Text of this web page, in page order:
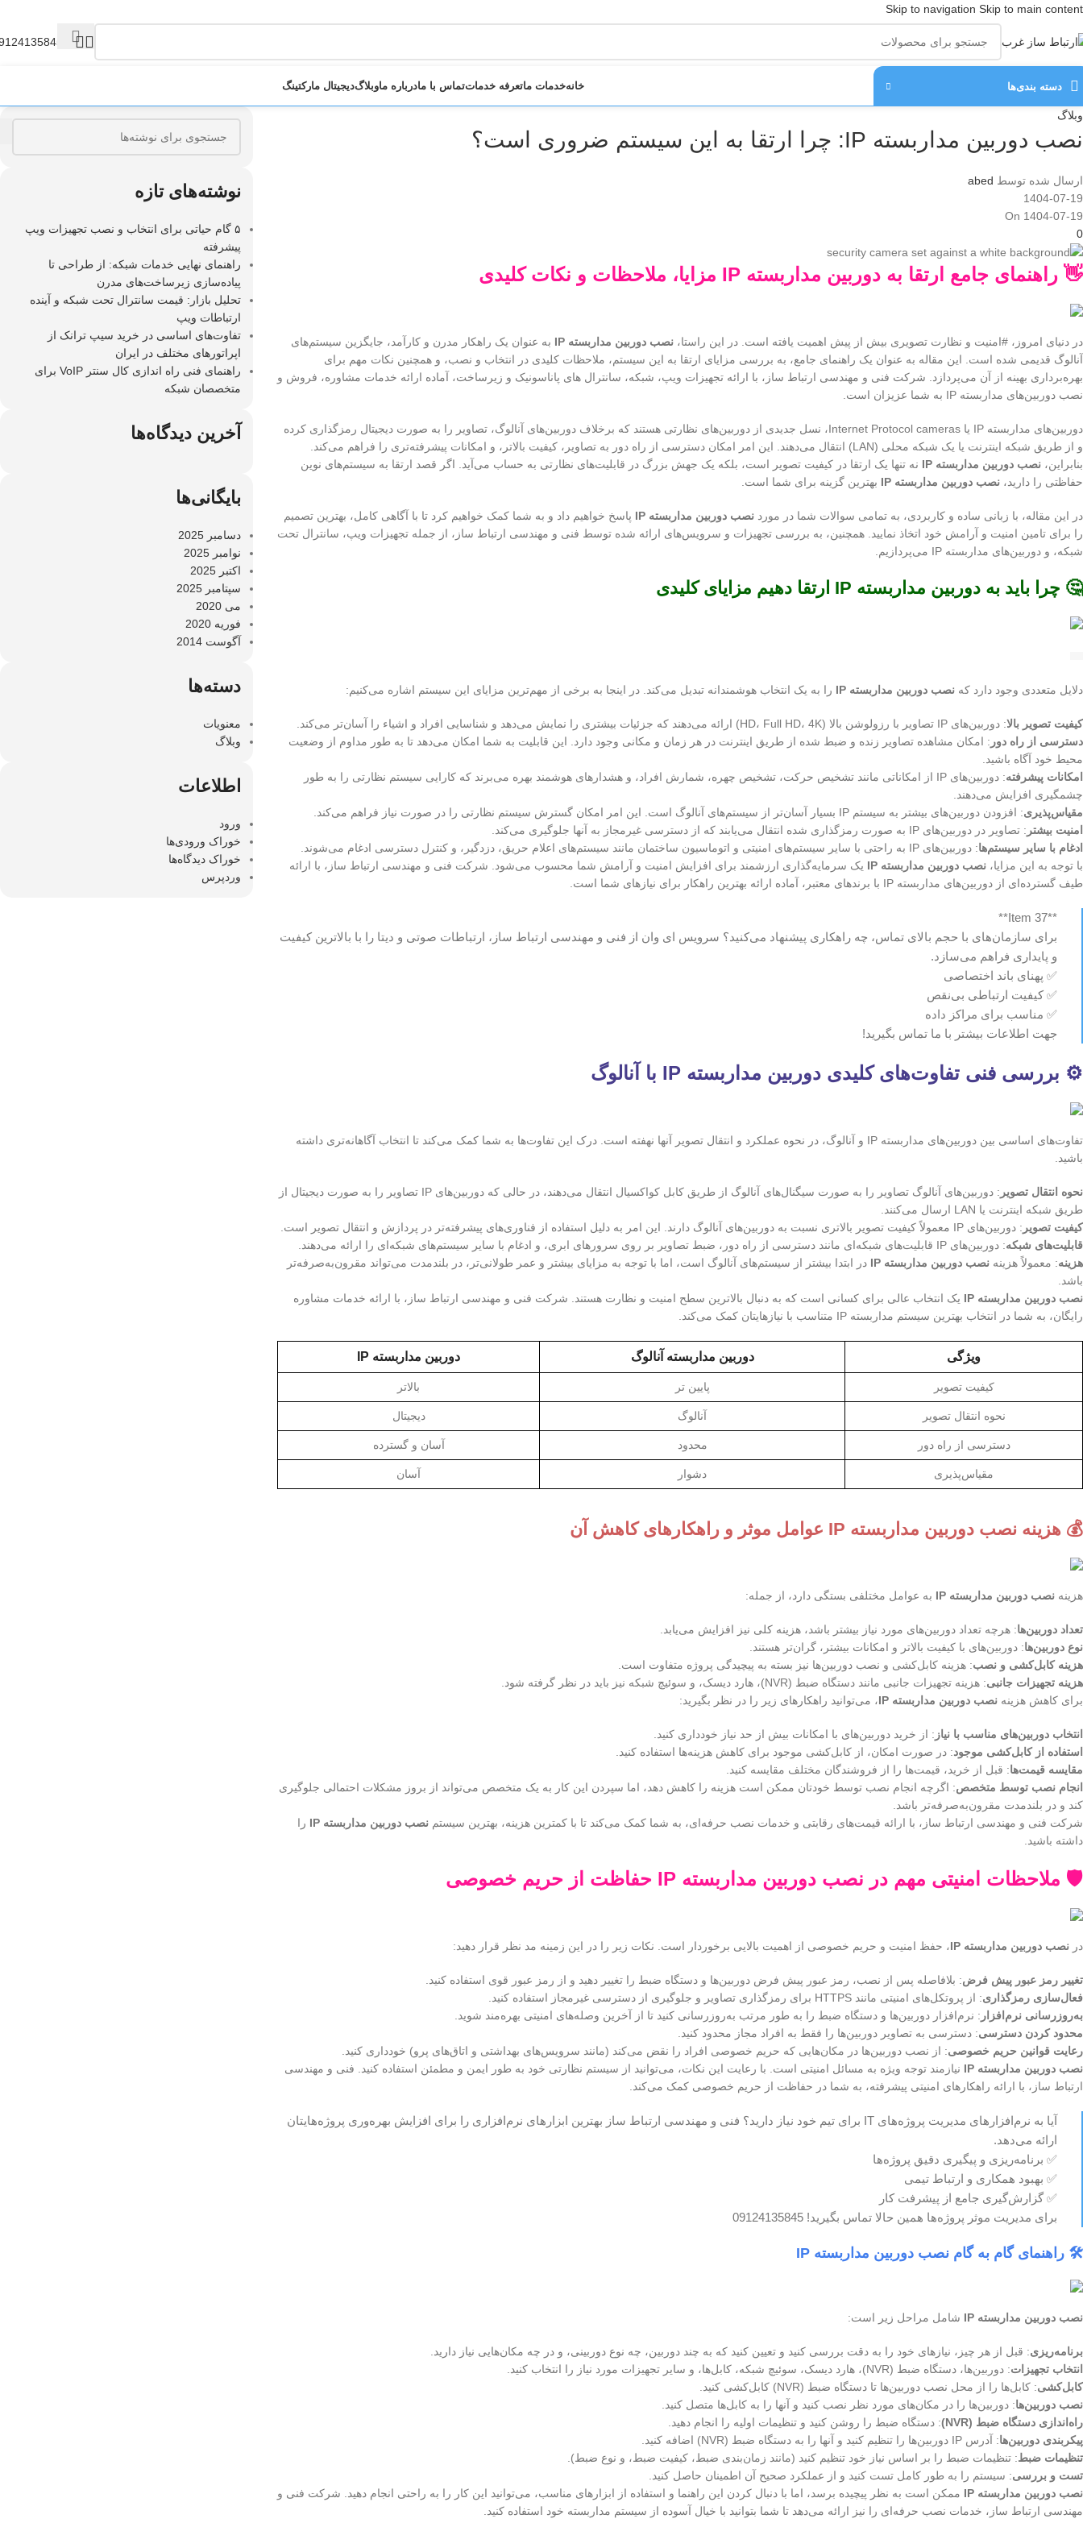
Skip to navigation Skip to main content
دسته‌ بندی‌ها خانهخدمات ماتعرفه خدماتتماس با مادرباره ماوبلاگدیجیتال مارکتینگ
وبلاگ
نصب دوربین مداربسته IP: چرا ارتقا به این سیستم ضروری است؟
ارسال شده توسط abed
1404-07-19
On 1404-07-19
0
👋 راهنمای جامع ارتقا به دوربین مداربسته IP مزایا، ملاحظات و نکات کلیدی
در دنیای امروز، #امنیت و نظارت تصویری بیش از پیش اهمیت یافته است. در این راستا، نصب دوربین مداربسته IP
به عنوان یک راهکار مدرن و کارآمد، جایگزین سیستم‌های
آنالوگ قدیمی شده است. این مقاله به عنوان یک راهنمای جامع، به بررسی مزایای ارتقا به این سیستم، ملاحظات کلیدی در انتخاب و نصب، و همچنین نکات مهم برای
بهره‌برداری بهینه از آن می‌پردازد. شرکت فنی و مهندسی ارتباط ساز، با ارائه تجهیزات ویپ، شبکه، سانترال های پاناسونیک و زیرساخت، آماده ارائه خدمات مشاوره، فروش و
نصب دوربین‌های مداربسته IP به شما عزیزان است.
دوربین‌های مداربسته IP یا Internet Protocol cameras، نسل جدیدی از دوربین‌های نظارتی هستند که برخلاف دوربین‌های آنالوگ، تصاویر را به صورت دیجیتال رمزگذاری کرده
و از طریق شبکه اینترنت یا یک شبکه محلی (LAN) انتقال می‌دهند. این امر امکان دسترسی از راه دور به تصاویر، کیفیت بالاتر، و امکانات پیشرفته‌تری را فراهم می‌کند.
بنابراین، نصب دوربین مداربسته IP
نه تنها یک ارتقا در کیفیت تصویر است، بلکه یک جهش بزرگ در قابلیت‌های نظارتی به حساب می‌آید. اگر قصد ارتقا به سیستم‌های نوین
حفاظتی را دارید، نصب دوربین مداربسته IP بهترین گزینه برای شما است.
در این مقاله، با زبانی ساده و کاربردی، به تمامی سوالات شما در مورد نصب دوربین مداربسته IP
پاسخ خواهیم داد و به شما کمک خواهیم کرد تا با آگاهی کامل، بهترین تصمیم
را برای تامین امنیت و آرامش خود اتخاذ نمایید. همچنین، به بررسی تجهیزات و سرویس‌های ارائه شده توسط فنی و مهندسی ارتباط ساز، از جمله تجهیزات ویپ، سانترال تحت
شبکه، و دوربین‌های مداربسته IP می‌پردازیم.
🤔 چرا باید به دوربین مداربسته IP ارتقا دهیم مزایای کلیدی
دلایل متعددی وجود دارد که نصب دوربین مداربسته IP را به یک انتخاب هوشمندانه تبدیل می‌کند. در اینجا به برخی از مهم‌ترین مزایای این سیستم اشاره می‌کنیم:
کیفیت تصویر بالا: دوربین‌های IP تصاویر با رزولوشن بالا (HD، Full HD، 4K) ارائه می‌دهند که جزئیات بیشتری را نمایش می‌دهد و شناسایی افراد و اشیاء را آسان‌تر می‌کند.
دسترسی از راه دور : امکان مشاهده تصاویر زنده و ضبط شده از طریق اینترنت در هر زمان و مکانی وجود دارد. این قابلیت به شما امکان می‌دهد تا به طور مداوم از وضعیت
محیط خود آگاه باشید.
امکانات پیشرفته
: دوربین‌های IP از امکاناتی مانند تشخیص حرکت، تشخیص چهره، شمارش افراد، و هشدارهای هوشمند بهره می‌برند که کارایی سیستم نظارتی را به طور
چشمگیری افزایش می‌دهند.
مقیاس‌پذیری: افزودن دوربین‌های بیشتر به سیستم IP بسیار آسان‌تر از سیستم‌های آنالوگ است. این امر امکان گسترش سیستم نظارتی را در صورت نیاز فراهم می‌کند.
امنیت بیشتر : تصاویر در دوربین‌های IP به صورت رمزگذاری شده انتقال می‌یابند که از دسترسی غیرمجاز به آنها جلوگیری می‌کند.
ادغام با سایر سیستم‌ها: دوربین‌های IP به راحتی با سایر سیستم‌های امنیتی و اتوماسیون ساختمان مانند سیستم‌های اعلام حریق، دزدگیر، و کنترل دسترسی ادغام می‌شوند.
با توجه به این مزایا، نصب دوربین مداربسته IP
یک سرمایه‌گذاری ارزشمند برای افزایش امنیت و آرامش شما محسوب می‌شود. شرکت فنی و مهندسی ارتباط ساز، با ارائه
طیف گسترده‌ای از دوربین‌های مداربسته IP با برندهای معتبر، آماده ارائه بهترین راهکار برای نیازهای شما است.
**Item 37**
برای سازمان‌های با حجم بالای تماس، چه راهکاری پیشنهاد می‌کنید؟ سرویس ای وان از فنی و مهندسی ارتباط ساز، ارتباطات صوتی و دیتا را با بالاترین کیفیت
و پایداری فراهم می‌سازد.
✅ پهنای باند اختصاصی
✅ کیفیت ارتباطی بی‌نقص
✅ مناسب برای مراکز داده
جهت اطلاعات بیشتر با ما تماس بگیرید!
⚙️ بررسی فنی تفاوت‌های کلیدی دوربین مداربسته IP با آنالوگ
تفاوت‌های اساسی بین دوربین‌های مداربسته IP و آنالوگ، در نحوه عملکرد و انتقال تصویر آنها نهفته است. درک این تفاوت‌ها به شما کمک می‌کند تا انتخاب آگاهانه‌تری داشته
باشید.
نحوه انتقال تصویر
: دوربین‌های آنالوگ تصاویر را به صورت سیگنال‌های آنالوگ از طریق کابل کواکسیال انتقال می‌دهند، در حالی که دوربین‌های IP تصاویر را به صورت دیجیتال از
طریق شبکه اینترنت یا LAN ارسال می‌کنند.
کیفیت تصویر : دوربین‌های IP معمولاً کیفیت تصویر بالاتری نسبت به دوربین‌های آنالوگ دارند. این امر به دلیل استفاده از فناوری‌های پیشرفته‌تر در پردازش و انتقال تصویر است.
قابلیت‌های شبکه: دوربین‌های IP قابلیت‌های شبکه‌ای مانند دسترسی از راه دور، ضبط تصاویر بر روی سرورهای ابری، و ادغام با سایر سیستم‌های شبکه‌ای را ارائه می‌دهند.
هزینه: معمولاً هزینه نصب دوربین مداربسته IP
در ابتدا بیشتر از سیستم‌های آنالوگ است، اما با توجه به مزایای بیشتر و عمر طولانی‌تر، در بلندمدت می‌تواند مقرون‌به‌صرفه‌تر
باشد.
نصب دوربین مداربسته IP
یک انتخاب عالی برای کسانی است که به دنبال بالاترین سطح امنیت و نظارت هستند. شرکت فنی و مهندسی ارتباط ساز، با ارائه خدمات مشاوره
رایگان، به شما در انتخاب بهترین سیستم مداربسته IP متناسب با نیازهایتان کمک می‌کند.
ویژگی دوربین مداربسته آنالوگ دوربین مداربسته IP
کیفیت تصویر پایین تر بالاتر
نحوه انتقال تصویر آنالوگ دیجیتال
دسترسی از راه دور محدود آسان و گسترده
مقیاس‌پذیری دشوار آسان
💰 هزینه نصب دوربین مداربسته IP عوامل موثر و راهکارهای کاهش آن
هزینه نصب دوربین مداربسته IP به عوامل مختلفی بستگی دارد، از جمله:
تعداد دوربین‌ها: هرچه تعداد دوربین‌های مورد نیاز بیشتر باشد، هزینه کلی نیز افزایش می‌یابد.
نوع دوربین‌ها: دوربین‌های با کیفیت بالاتر و امکانات بیشتر، گران‌تر هستند.
هزینه کابل‌کشی و نصب: هزینه کابل‌کشی و نصب دوربین‌ها نیز بسته به پیچیدگی پروژه متفاوت است.
هزینه تجهیزات جانبی: هزینه تجهیزات جانبی مانند دستگاه ضبط (NVR)، هارد دیسک، و سوئیچ شبکه نیز باید در نظر گرفته شود.
برای کاهش هزینه نصب دوربین مداربسته IP ، می‌توانید راهکارهای زیر را در نظر بگیرید:
انتخاب دوربین‌های مناسب با نیاز : از خرید دوربین‌های با امکانات بیش از حد نیاز خودداری کنید.
استفاده از کابل‌کشی موجود: در صورت امکان، از کابل‌کشی موجود برای کاهش هزینه‌ها استفاده کنید.
مقایسه قیمت‌ها: قبل از خرید، قیمت‌ها را از فروشندگان مختلف مقایسه کنید.
انجام نصب توسط متخصص: اگرچه انجام نصب توسط خودتان ممکن است هزینه را کاهش دهد، اما سپردن این کار به یک متخصص می‌تواند از بروز مشکلات احتمالی جلوگیری
کند و در بلندمدت مقرون‌به‌صرفه‌تر باشد.
شرکت فنی و مهندسی ارتباط ساز، با ارائه قیمت‌های رقابتی و خدمات نصب حرفه‌ای، به شما کمک می‌کند تا با کمترین هزینه، بهترین سیستم نصب دوربین مداربسته IP
را
داشته باشید.
🛡️ ملاحظات امنیتی مهم در نصب دوربین مداربسته IP حفاظت از حریم خصوصی
در نصب دوربین مداربسته IP ، حفظ امنیت و حریم خصوصی از اهمیت بالایی برخوردار است. نکات زیر را در این زمینه مد نظر قرار دهید:
تغییر رمز عبور پیش فرض: بلافاصله پس از نصب، رمز عبور پیش فرض دوربین‌ها و دستگاه ضبط را تغییر دهید و از رمز عبور قوی استفاده کنید.
فعال‌سازی رمزگذاری: از پروتکل‌های امنیتی مانند HTTPS برای رمزگذاری تصاویر و جلوگیری از دسترسی غیرمجاز استفاده کنید.
به‌روزرسانی نرم‌افزار : نرم‌افزار دوربین‌ها و دستگاه ضبط را به طور مرتب به‌روزرسانی کنید تا از آخرین وصله‌های امنیتی بهره‌مند شوید.
محدود کردن دسترسی: دسترسی به تصاویر دوربین‌ها را فقط به افراد مجاز محدود کنید.
رعایت قوانین حریم خصوصی: از نصب دوربین‌ها در مکان‌هایی که حریم خصوصی افراد را نقض می‌کند (مانند سرویس‌های بهداشتی و اتاق‌های پرو) خودداری کنید.
نصب دوربین مداربسته IP
نیازمند توجه ویژه به مسائل امنیتی است. با رعایت این نکات، می‌توانید از سیستم نظارتی خود به طور ایمن و مطمئن استفاده کنید. فنی و مهندسی
ارتباط ساز، با ارائه راهکارهای امنیتی پیشرفته، به شما در حفاظت از حریم خصوصی کمک می‌کند.
آیا به نرم‌افزارهای مدیریت پروژه‌های IT برای تیم خود نیاز دارید؟ فنی و مهندسی ارتباط ساز بهترین ابزارهای نرم‌افزاری را برای افزایش بهره‌وری پروژه‌هایتان
ارائه می‌دهد.
✅ برنامه‌ریزی و پیگیری دقیق پروژه‌ها
✅ بهبود همکاری و ارتباط تیمی
✅ گزارش‌گیری جامع از پیشرفت کار
برای مدیریت موثر پروژه‌ها همین حالا تماس بگیرید! 09124135845
🛠️ راهنمای گام به گام نصب دوربین مداربسته IP
نصب دوربین مداربسته IP شامل مراحل زیر است:
برنامه‌ریزی: قبل از هر چیز، نیازهای خود را به دقت بررسی کنید و تعیین کنید که به چند دوربین، چه نوع دوربینی، و در چه مکان‌هایی نیاز دارید.
انتخاب تجهیزات: دوربین‌ها، دستگاه ضبط (NVR)، هارد دیسک، سوئیچ شبکه، کابل‌ها، و سایر تجهیزات مورد نیاز را انتخاب کنید.
کابل‌کشی: کابل‌ها را از محل نصب دوربین‌ها تا دستگاه ضبط (NVR) کابل‌کشی کنید.
نصب دوربین‌ها: دوربین‌ها را در مکان‌های مورد نظر نصب کنید و آنها را به کابل‌ها متصل کنید.
راه‌اندازی دستگاه ضبط (NVR)
: دستگاه ضبط را روشن کنید و تنظیمات اولیه را انجام دهید.
پیکربندی دوربین‌ها: آدرس IP دوربین‌ها را تنظیم کنید و آنها را به دستگاه ضبط (NVR) اضافه کنید.
تنظیمات ضبط: تنظیمات ضبط را بر اساس نیاز خود تنظیم کنید (مانند زمان‌بندی ضبط، کیفیت ضبط، و نوع ضبط).
تست و بررسی: سیستم را به طور کامل تست کنید و از عملکرد صحیح آن اطمینان حاصل کنید.
نصب دوربین مداربسته IP
ممکن است به نظر پیچیده برسد، اما با دنبال کردن این راهنما و استفاده از ابزارهای مناسب، می‌توانید این کار را به راحتی انجام دهید. شرکت فنی و
مهندسی ارتباط ساز، خدمات نصب حرفه‌ای را نیز ارائه می‌دهد تا شما بتوانید با خیال آسوده از سیستم مداربسته خود استفاده کنید.
نوشته‌های تازه
۵ گام حیاتی برای انتخاب و نصب تجهیزات ویپ
پیشرفته
راهنمای نهایی خدمات شبکه: از طراحی تا
پیاده‌سازی زیرساخت‌های مدرن
تحلیل بازار: قیمت سانترال تحت شبکه و آینده
ارتباطات ویپ
تفاوت‌های اساسی در خرید سیپ ترانک از
اپراتورهای مختلف در ایران
راهنمای فنی راه اندازی کال سنتر VoIP برای
متخصصان شبکه
آخرین دیدگاه‌ها
بایگانی‌ها
دسامبر 2025
نوامبر 2025
اکتبر 2025
سپتامبر 2025
می 2020
فوریه 2020
آگوست 2014
دسته‌ها
معنویات
وبلاگ
اطلاعات
ورود
خوراک ورودی‌ها
خوراک دیدگاه‌ها
وردپرس